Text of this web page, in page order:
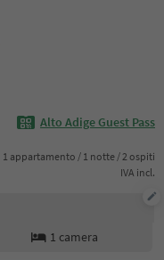
Alto Adige Guest Pass
1 appartamento / 1 notte / 2 ospiti
IVA incl.
1 camera